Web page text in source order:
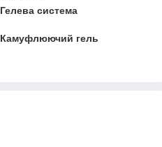
Гелева система
Камуфлюючий гель